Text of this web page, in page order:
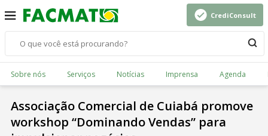
CrediConsult
Sobre nós Serviços Notícias Imprensa Agenda
Associação Comercial de Cuiabá promove
workshop “Dominando Vendas” para